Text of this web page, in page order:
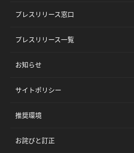
プレスリリース窓口
プレスリリース一覧
お知らせ
サイトポリシー
推奨環境
お詫びと訂正